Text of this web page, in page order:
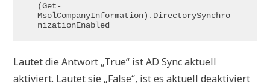
(Get-
MsolCompanyInformation).DirectorySynchro
nizationEnabled
Lautet die Antwort „True“ ist AD Sync aktuell
aktiviert. Lautet sie „False“, ist es aktuell deaktiviert